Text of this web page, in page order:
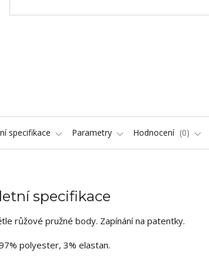
specifikace Parametry Hodnocení 0
specifikace
růžové pružné body. Zapínání na patentky.
polyester, 3% elastan.